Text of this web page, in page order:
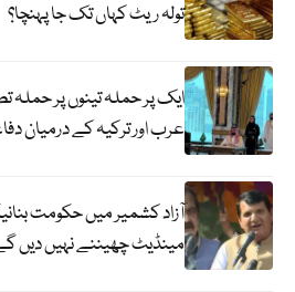
تولہ ریٹ کہاں تک جا پہنچا؟
ایک پر حملہ تینوں پر حملہ
عرب اور ترکیہ کے درمیان
آزاد کشمیر میں حکومت
مینڈیٹ چھیننے نہیں دیں گے ،